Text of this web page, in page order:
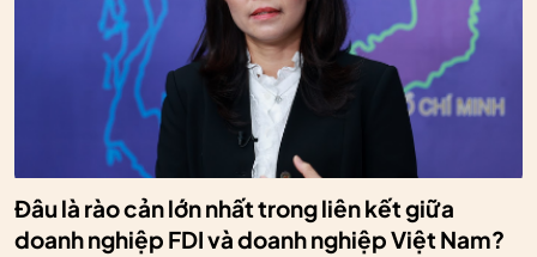
Đâu là rào cản lớn nhất trong liên kết giữa
doanh nghiệp FDI và doanh nghiệp Việt Nam?